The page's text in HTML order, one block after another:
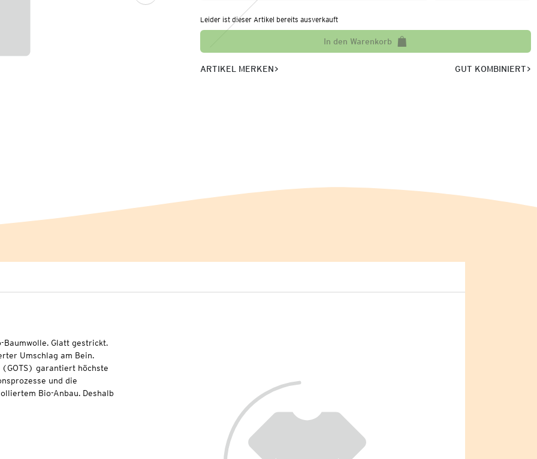
Leider ist dieser Artikel bereits ausverkauft
In den Warenkorb
ARTIKEL MERKEN GUT KOMBINIERT
Glatt gestrickt.
Umschlag am Bein.
(GOTS) garantiert höchste
und die
Bio-Anbau. Deshalb